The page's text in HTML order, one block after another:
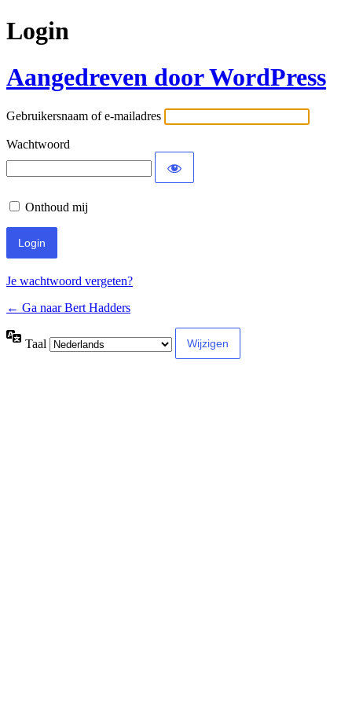
Login
Aangedreven door WordPress
Gebruikersnaam of e-mailadres
Wachtwoord
Onthoud mij
Je wachtwoord vergeten?
← Ga naar Bert Hadders
Taal